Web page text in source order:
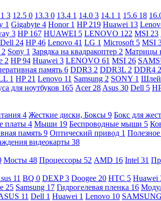
3 12.5 0 13.3 0 13.4 1 14.0 3 14.1 1 15.6 18
1 Gigabyte 4 Honor 1 HP 219 Huawei 13
3 HP 167 HUAWEI 5 LENOVO 122 MSI 23
Dell 24 HP46 Lenovo 41 LG 1 Microsoft 5 MSI
2 Sony 1 Зарядка на квадракоптер 2 Матрицы
2 HP94 Huawei 3 LENOVO 61 MSI 26
память 6 DDR3 2 DDR3L 2 DDR4 2
1 HP 21 Lenovo 11 Samsung 2 SONY 1
для ноутбуков 165 Acer 28 Asus 30 Dell 5
4 Жесткие диски, Боксы 9 Бокс для
платы 4 Мыши 19 Беспроводные мыши 5
память 9 Оптический привод 1
видеокарты 38
Мосты 48 Процессоры 52 AMD 16 Intel 31
11 BQ 0 DEXP3 Doogee 20 HTC 5 Huawei
25 Samsung 17 Гидрогелевая пленка 16
11 Dell 1 Huawei 1 Lenovo 10 SAMSUNG